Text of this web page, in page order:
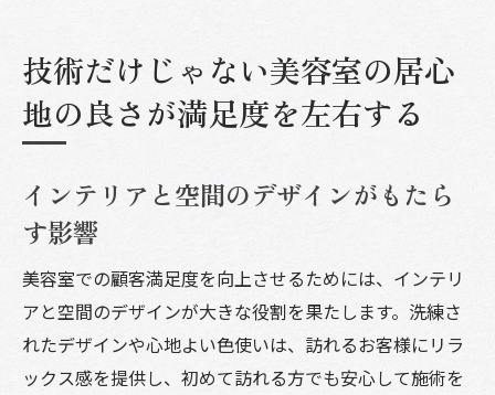
技術だけじゃない美容室の居心
地の良さが満足度を左右する
インテリアと空間のデザインがもたら
す影響
美容室での顧客満足度を向上させるためには、インテリ
アと空間のデザインが大きな役割を果たします。洗練さ
れたデザインや心地よい色使いは、訪れるお客様にリラ
ックス感を提供し、初めて訪れる方でも安心して施術を